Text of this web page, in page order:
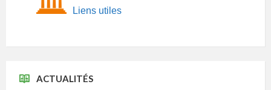
Liens utiles
ACTUALITÉS